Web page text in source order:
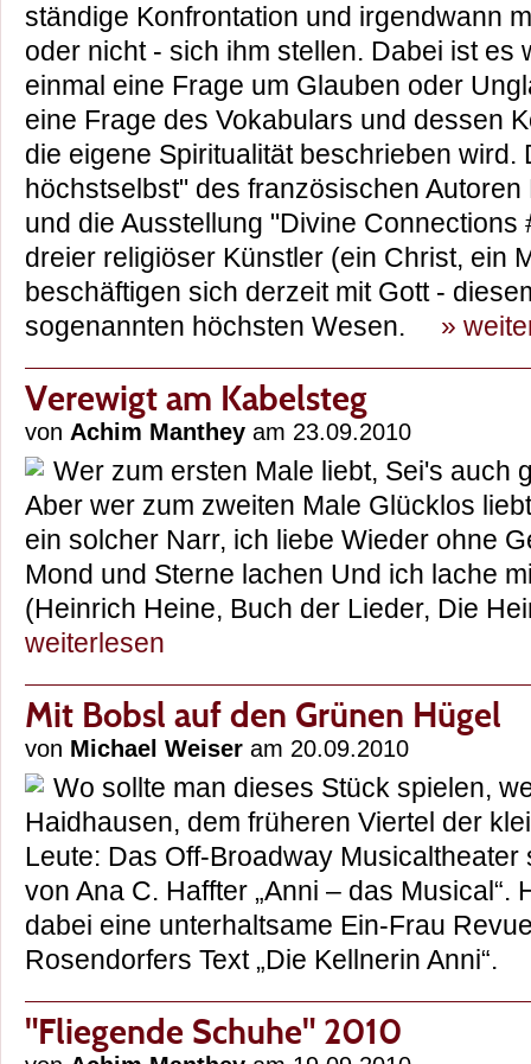
ständige Konfrontation und irgendwann
oder nicht - sich ihm stellen. Dabei ist es
einmal eine Frage um Glauben oder
eine Frage des Vokabulars und dessen
die eigene Spiritualität beschrieben wird.
höchstselbst" des französischen
und die Ausstellung "Divine Connections
dreier religiöser Künstler (ein Christ, ein
beschäftigen sich derzeit mit Gott -
sogenannten höchsten Wesen. »
Verewigt am Kabelsteg
von Achim Manthey am 23.09.2010
Wer zum ersten Male liebt, Sei's auch
Aber wer zum zweiten Male Glücklos
ein solcher Narr, ich liebe Wieder ohne
Mond und Sterne lachen Und ich lache
(Heinrich Heine, Buch der Lieder, Die
weiterlesen
Mit Bobsl auf den Grünen Hügel
von Michael Weiser am 20.09.2010
Wo sollte man dieses Stück spielen,
Haidhausen, dem früheren Viertel der
Leute: Das Off-Broadway Musicaltheater
von Ana C. Haffter „Anni – das Musical“.
dabei eine unterhaltsame Ein-Frau
Rosendorfers Text „Die Kellnerin
"Fliegende Schuhe" 2010